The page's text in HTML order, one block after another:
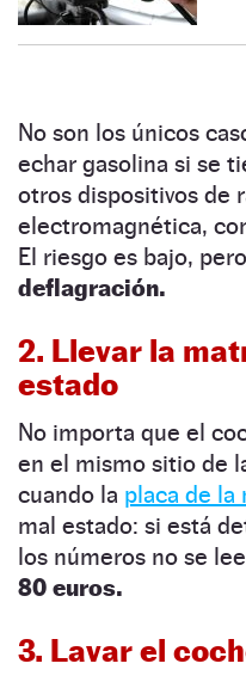
No son los únicos
echar gasolina si se
otros dispositivos de
electromagnética,
El riesgo es bajo,
deflagración.
2. Llevar la
estado
No importa que el
en el mismo sitio de
cuando la placa de la
mal estado: si está
los números no se
80 euros.
3. Lavar el